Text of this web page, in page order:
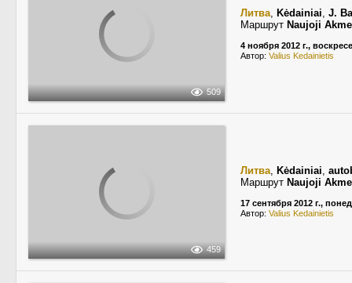
509
Литва, Kėdainiai, J.
Маршрут Naujoji
4 ноября 2012 г.,
Автор: Valius Kedainietis
459
Литва, Kėdainiai,
Маршрут Naujoji
17 сентября 2012 г.,
Автор: Valius Kedainietis